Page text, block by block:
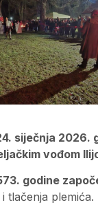
siječnja
vođom
godine
tlačenja plemića.